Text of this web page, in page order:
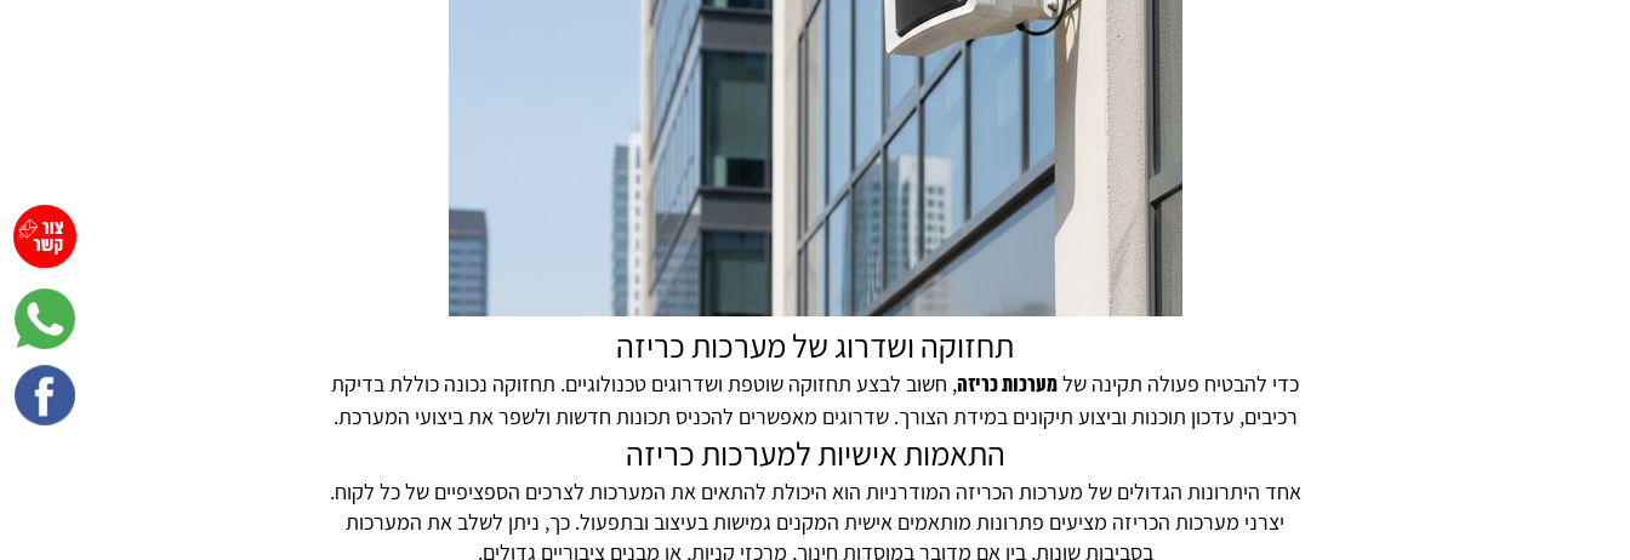
תחזוקה ושדרוג של מערכות כריזה
כדי להבטיח פעולה תקינה שלמערכות כריזה, חשוב לבצע תחזוקה שוטפת ושדרוגים טכנולוגיים. תחזוקה נכונה כוללת בדיקת
רכיבים, עדכון תוכנות וביצוע תיקונים במידת הצורך. שדרוגים מאפשרים להכניס תכונות חדשות ולשפר את ביצועי המערכת.
התאמות אישיות למערכות כריזה
אחד היתרונות הגדולים של מערכות הכריזה המודרניות הוא היכולת להתאים את המערכות לצרכים הספציפיים של כל לקוח.
יצרני מערכות הכריזה מציעים פתרונות מותאמים אישית המקנים גמישות בעיצוב ובתפעול. כך, ניתן לשלב את המערכות
בסביבות שונות, בין אם מדובר במוסדות חינוך, מרכזי קניות, או מבנים ציבוריים גדולים.